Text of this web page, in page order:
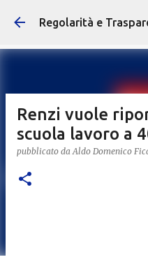
Passa ai
Renzi vuole
scuola lavoro a
pubblicato daAldo Domenico